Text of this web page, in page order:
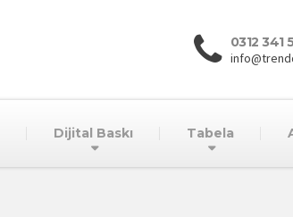
0312 341
Dijital Baskı Tabela